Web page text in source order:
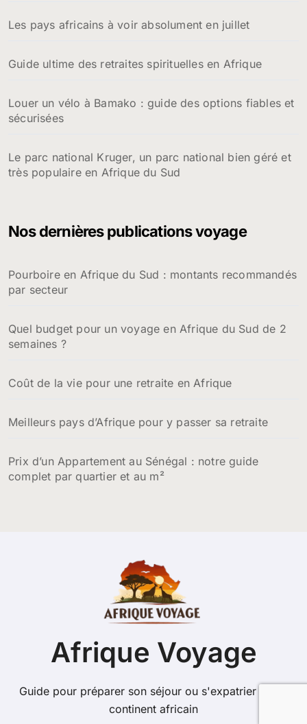
Les pays africains à voir absolument en juillet
Guide ultime des retraites spirituelles en Afrique
Louer un vélo à Bamako : guide des options fiables et
sécurisées
Le parc national Kruger, un parc national bien géré et
très populaire en Afrique du Sud
Nos dernières publications voyage
Pourboire en Afrique du Sud : montants recommandés
par secteur
Quel budget pour un voyage en Afrique du Sud de 2
semaines ?
Coût de la vie pour une retraite en Afrique
Meilleurs pays d’Afrique pour y passer sa retraite
Prix d’un Appartement au Sénégal : notre guide
complet par quartier et au m²
Afrique Voyage
Guide pour préparer son séjour ou s'expatrier sur le
continent africain